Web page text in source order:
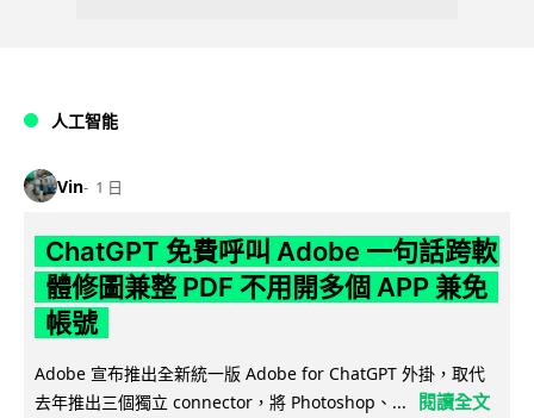
人工智能
Vin 1 日
ChatGPT 免費呼叫 Adobe 一句話跨軟
體修圖兼整 PDF 不用開多個 APP 兼免
帳號
Adobe 宣布推出全新統一版 Adobe for ChatGPT 外掛，取代
去年推出三個獨立 connector，將 Photoshop、...
閱讀全文